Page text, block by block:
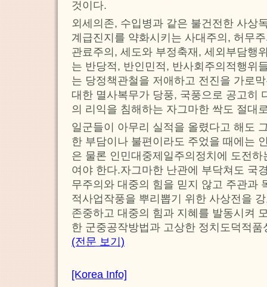
것이다.
외세의존, 수입병과 같은 불건전한 사상
계급진지를 약화시키는 사대주의, 허무
관료주의, 세도와 부정축재, 세외부담행
는 반당적, 반인민적, 반사회주의적행위
는 당정책관철을 저애하고 전진을 가로
대한 멸사복무가 당풍, 국풍으로 공고히
의 리익을 침해하는 자그마한 싹도 절대
일군들이 아무리 실적을 올렸다고 해도
한 부담이나 불편이라도 주었을 때에는
은 물론 인민대중제일주의정치에 도전
여야 한다.자그마한 난관에 부닥쳐도 국
무주의와 대중의 힘을 믿지 않고 주관과
적사업작풍을 뿌리뽑기 위한 사상전을
존중하고 대중의 힘과 지혜를 발동시켜
한 군중공작방법과 고상한 정치도덕적
(전문 보기)
[Korea Info]